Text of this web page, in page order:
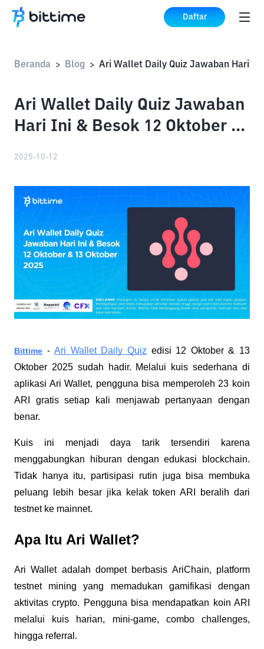
Daftar
Beranda > Blog >
Ari Wallet Daily Quiz Jawaban
Hari Ini & Besok 12 Oktober &
2025-10-12
Bittime -Ari Wallet Daily Quiz edisi 12 Oktober & 13
Oktober 2025 sudah hadir. Melalui kuis sederhana di
aplikasi Ari Wallet, pengguna bisa memperoleh 23 koin
ARI gratis setiap kali menjawab pertanyaan dengan
benar.
Kuis ini menjadi daya tarik tersendiri karena
menggabungkan hiburan dengan edukasi blockchain.
Tidak hanya itu, partisipasi rutin juga bisa membuka
peluang lebih besar jika kelak token ARI beralih dari
testnet ke mainnet.
Apa Itu Ari Wallet?
Ari Wallet adalah dompet berbasis AriChain, platform
testnet mining yang memadukan gamifikasi dengan
aktivitas crypto. Pengguna bisa mendapatkan koin ARI
melalui kuis harian, mini-game, combo challenges,
hingga referral.